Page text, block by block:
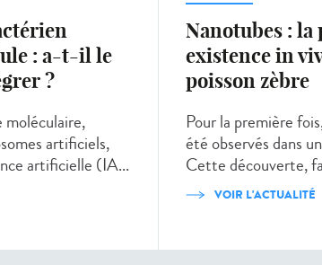
: a-t-il le
?
moléculaire,
artificiels,
artificielle (IA...
Nanotubes : la
existence in
poisson zèbre
Pour la première
été observés dans
Cette découverte,
VOIR L'ACTUALITÉ